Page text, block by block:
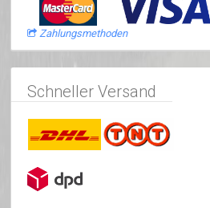
Zahlungsmethoden
Schneller Versand